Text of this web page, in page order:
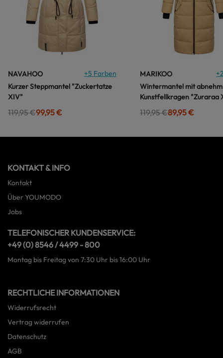
NAVAHOO +5 Farben
Kurzer Steppmantel "Zuckertatze
XIV"
119,95 €99,95 €
MARIKOO +
Wintermantel mit
Kunstfellkragen "Zuraraa
119,95 €89,95 €
KONTAKT & INFO
Kontakt
Über YOUMODO
Jobs
TELEFONISCHER KUNDENSERVICE:
+49 (0) 8546 / 4499 - 800
Montag bis Freitag von 7:30 Uhr bis 16:00 Uhr
RECHTLICHE INFORMATIONEN
Widerrufsrecht
Vertrag widerrufen
Datenschutz
AGB